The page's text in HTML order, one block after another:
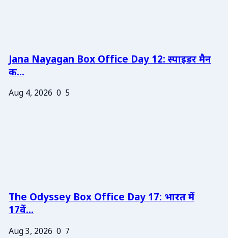
Jana Nayagan Box Office Day 12: स्पाइडर मैन
क...
Aug 4, 2026 0 5
The Odyssey Box Office Day 17: भारत में
17वें...
Aug 3, 2026 0 7